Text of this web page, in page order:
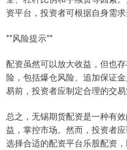
资平台，投资者可根据自身需求
**风险提示**
配资虽然可以放大收益，但也
险，包括爆仓风险、追加保证
易前，投资者应制定合理的交
总之，无锡期货配资是一种有
益，掌控市场。然而，投资者
选择合适的配资平台乐股配资